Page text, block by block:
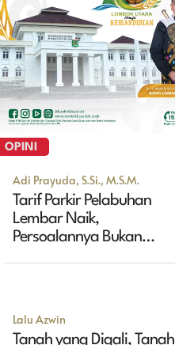
OPINI
Adi Prayuda, S.Si., M.S.M.
Tarif Parkir Pelabuhan
Lembar Naik,
Persoalannya Bukan
Lalu Azwin
Tanah yang Digali, Tanah